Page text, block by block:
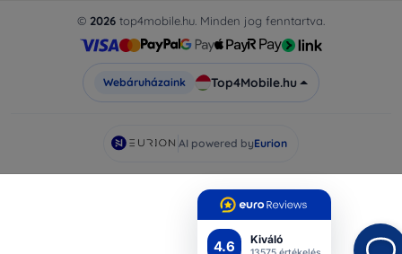
4.6 Kiváló
© 2026 top4mobile.hu. Minden jog fenntartva.
Webáruházaink Top4Mobile.hu
AI powered byEurion